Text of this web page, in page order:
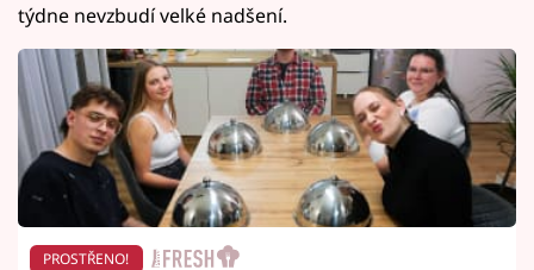
týdne nevzbudí velké nadšení.
PROSTŘENO!